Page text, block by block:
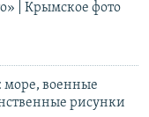
| Крымское фото
море, военные
рисунки